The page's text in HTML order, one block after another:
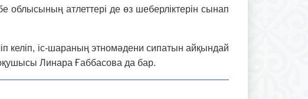
облысы­ның атлеттері де өз шеберліктерін сынап
келіп, іс-шараның этно­мәдени сипатын айқындай
Линара Ғаббасова да бар.